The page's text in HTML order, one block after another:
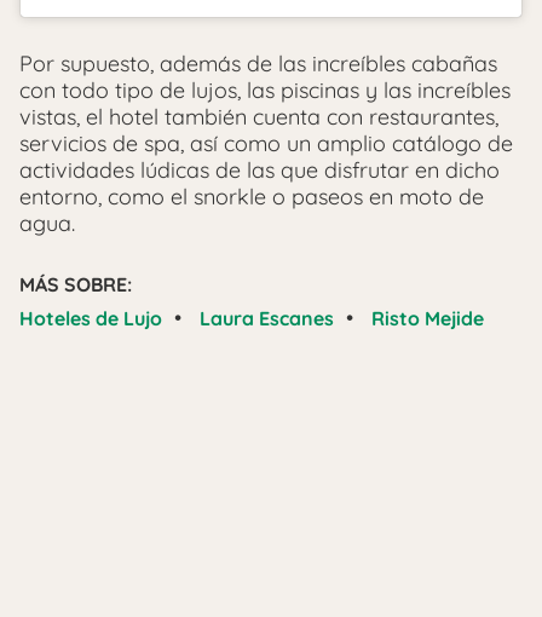
Por supuesto, además de las increíbles cabañas
con todo tipo de lujos, las piscinas y las increíbles
vistas, el hotel también cuenta con restaurantes,
servicios de spa, así como un amplio catálogo de
actividades lúdicas de las que disfrutar en dicho
entorno, como el snorkle o paseos en moto de
agua.
MÁS SOBRE:
Hoteles de Lujo • Laura Escanes • Risto Mejide